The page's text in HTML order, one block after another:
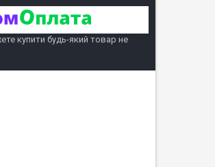
купити будь-який товар не